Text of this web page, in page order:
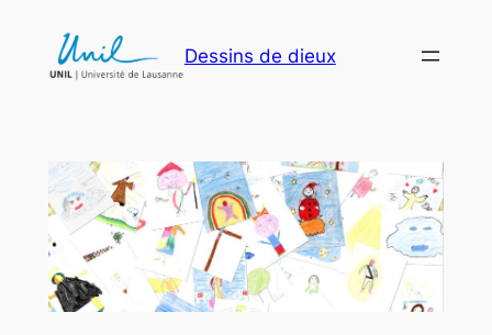
contenu
Dessins de dieux